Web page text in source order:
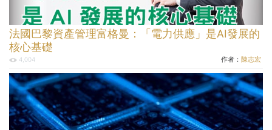
法國巴黎資產管理富格曼：「電力供應」是AI發展的
核心基礎
4,004 作者： 陳志宏